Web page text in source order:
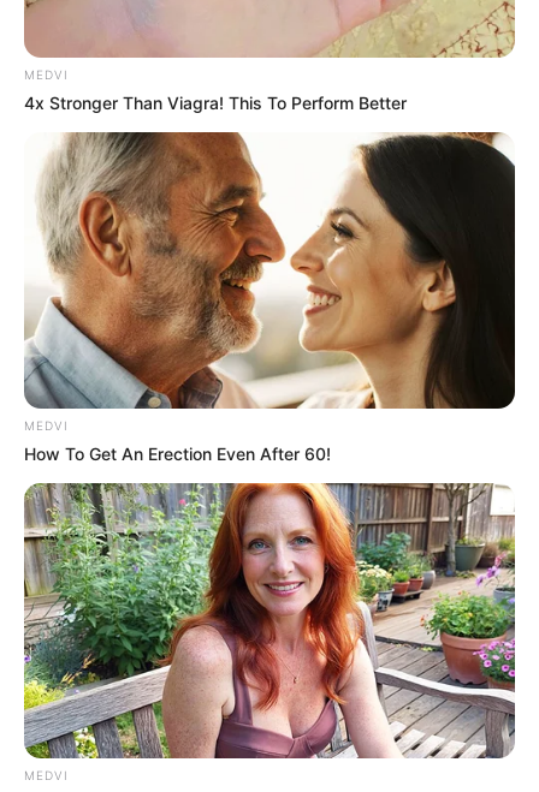
MEDVI
4x Stronger Than Viagra! This To Perform Better
MEDVI
How To Get An Erection Even After 60!
MEDVI